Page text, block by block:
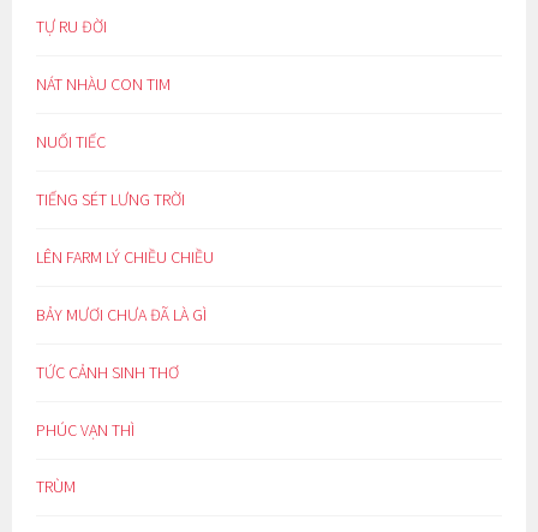
TỰ RU ĐỜI
NÁT NHÀU CON TIM
NUỐI TIẾC
TIẾNG SÉT LƯNG TRỜI
LÊN FARM LÝ CHIỀU CHIỀU
BẢY MƯƠI CHƯA ĐÃ LÀ GÌ
TỨC CẢNH SINH THƠ
PHÚC VẠN THÌ
TRÙM